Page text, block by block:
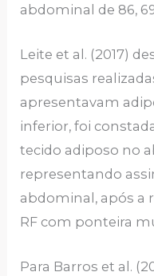
abdominal de 86,
Leite et al. (2017)
pesquisas
apresentavam
inferior, foi
tecido adiposo no
representando
abdominal, após a
RF com ponteira
Para Barros et al.